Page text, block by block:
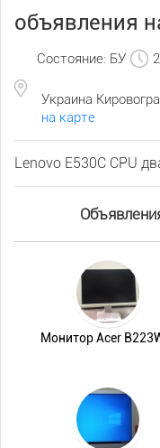
объявления
Состояние: БУ
Украина
на карте
Lenovo E530C CPU
Монитор Acer